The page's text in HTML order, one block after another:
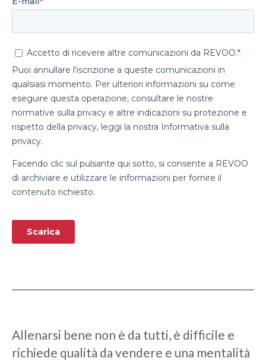
Allenarsi bene non è da tutti, è difficile e
richiede qualità da vendere e una mentalità